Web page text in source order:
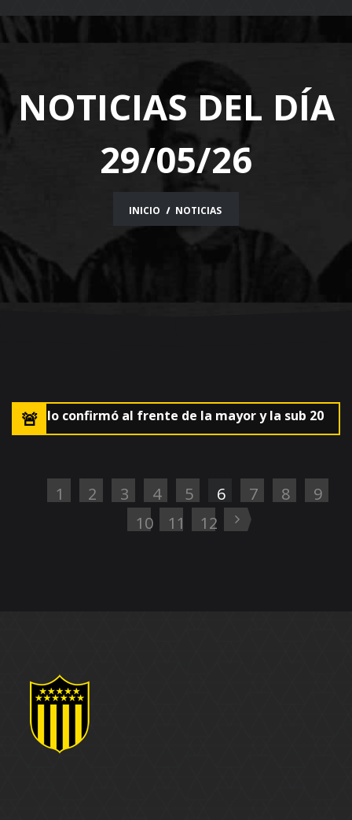
NOTICIAS DEL DÍA
29/05/26
INICIO NOTICIAS
lo confirmó al frente de la mayor y la sub 20
1 2 3 4 5 6 7 8
9
10
11 12